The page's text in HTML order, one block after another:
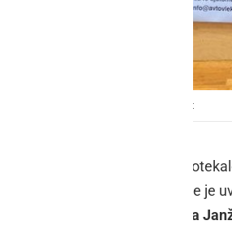
prvenstvo Karate zveze Slovenije do 21 let
23. novembra, je v Celju
borbah - kumite. Na DP se je
Tija